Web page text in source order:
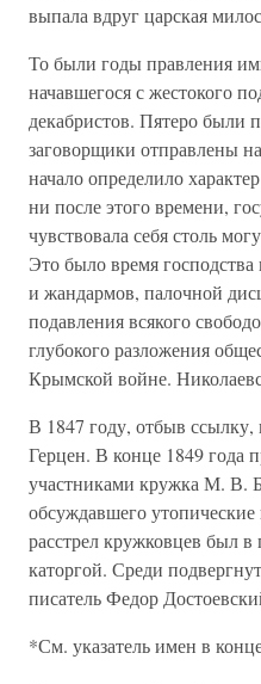
выпала вдруг царская
То были годы правления
начавшегося с жестокого
декабристов. Пятеро были
заговорщики отправлены
начало определило
ни после этого времени,
чувствовала себя столь
Это было время
и жандармов, палочной
подавления всякого
глубокого разложения
Крымской войне.
В 1847 году, отбыв
Герцен. В конце 1849 года
участниками кружка М. В.
обсуждавшего
расстрел кружковцев был
каторгой. Среди
писатель Федор
*См. указатель имен в